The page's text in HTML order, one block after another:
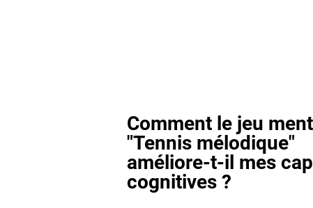
Comment le jeu
"Tennis mélodique"
améliore-t-il mes
cognitives ?